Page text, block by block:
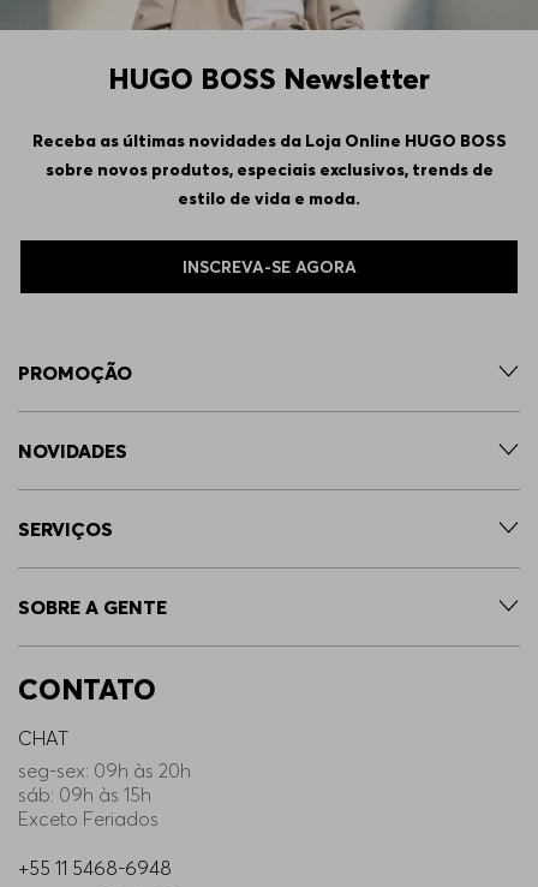
HUGO BOSS Newsletter
Receba as últimas novidades da Loja Online HUGO BOSS
sobre novos produtos, especiais exclusivos, trends de
estilo de vida e moda.
INSCREVA-SE AGORA
PROMOÇÃO
NOVIDADES
SERVIÇOS
SOBRE A GENTE
CONTATO
CHAT
seg-sex: 09h às 20h
sáb: 09h às 15h
Exceto Feriados
+55 11 5468-6948